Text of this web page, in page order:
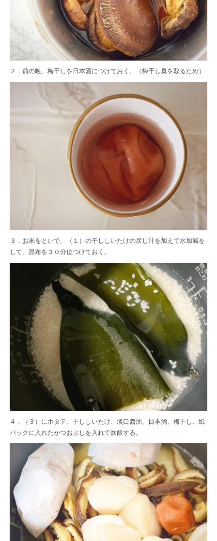
２．前の晩、梅干しを日本酒につけておく。（梅干し臭を取るため）
３．お米をといで、（１）の干ししいたけの戻し汁を加えて水加減を
して、昆布を３０分位つけておく。
４．（３）にホタテ、干ししいたけ、淡口醬油、日本酒、梅干し、紙
パックに入れたかつおぶしを入れて炊飯する。